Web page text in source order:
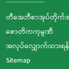
တီအေဘီစာအုပ်တိုက်အ
ဇောတိကကုမ္ပဏီ
အလုပ်လျှောက်ထားရန်
Sitemap